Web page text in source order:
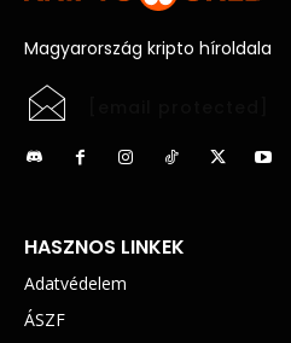
Magyarország kripto híroldala
HASZNOS LINKEK
Adatvédelem
ÁSZF